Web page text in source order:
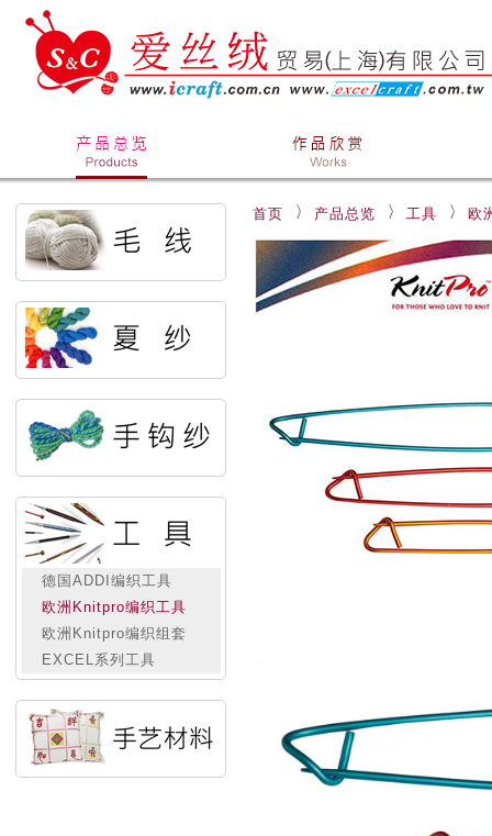
德国ADDI编织工具
欧洲Knitpro编织工具
欧洲Knitpro编织组套
EXCEL系列工具
首页 产品总览 工具 欧